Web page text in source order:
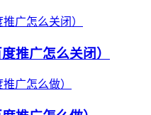
推广怎么关闭）